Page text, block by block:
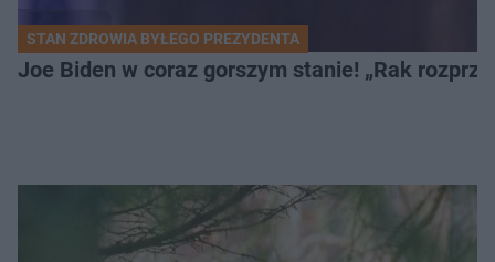
STAN ZDROWIA BYŁEGO PREZYDENTA
Joe Biden w coraz gorszym stanie! „Rak